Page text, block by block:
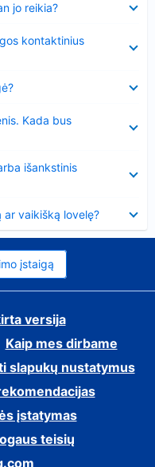
jo reikia?
kontaktinius
Kada bus
išankstinis
vaikišką lovelę?
įstaigą
versija
Kaip mes dirbame
slapukų nustatymus
įstatymas
teisių